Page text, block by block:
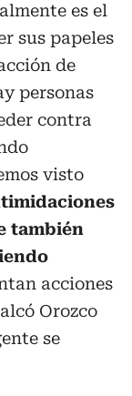
es el
sus papeles
de
personas
contra
visto
también
acciones
Orozco
se